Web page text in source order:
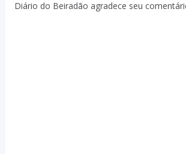
Diário do Beiradão agradece seu